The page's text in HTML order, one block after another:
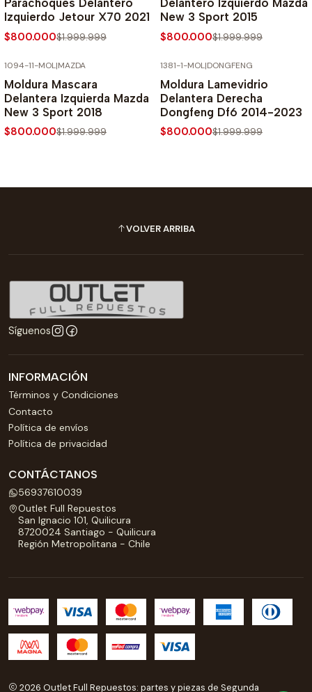
Parachoques Delantero
Izquierdo Jetour X70 2021
$800.000$1.999.999
Delantero Izquierdo Mazda
New 3 Sport 2015
$800.000$1.999.999
1094-11-MOL|MAZDA
Moldura Mascara
Delantera Izquierda Mazda
New 3 Sport 2018
$800.000$1.999.999
1381-1-MOL|DONGFENG
Moldura Lamevidrio
Delantera Derecha
Dongfeng Df6 2014-2023
$800.000$1.999.999
VOLVER ARRIBA
Síguenos
INFORMACIÓN
Términos y Condiciones
Contacto
Política de envíos
Política de privacidad
CONTÁCTANOS
56937610039
Outlet Full Repuestos
San Ignacio 101, Quilicura
8720024 Santiago - Quilicura
Región Metropolitana - Chile
2026 Outlet Full Repuestos: partes y piezas de Segunda